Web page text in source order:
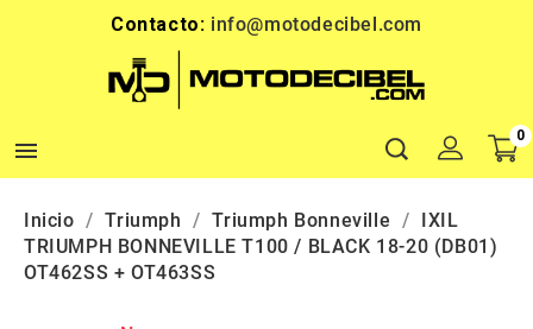
Contacto: info@motodecibel.com

0
Inicio Triumph Triumph Bonneville
IXIL
TRIUMPH BONNEVILLE T100 / BLACK 18-20 (DB01)
OT462SS + OT463SS